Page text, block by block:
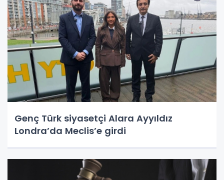
Genç Türk siyasetçi Alara Ayyıldız
Londra’da Meclis’e girdi